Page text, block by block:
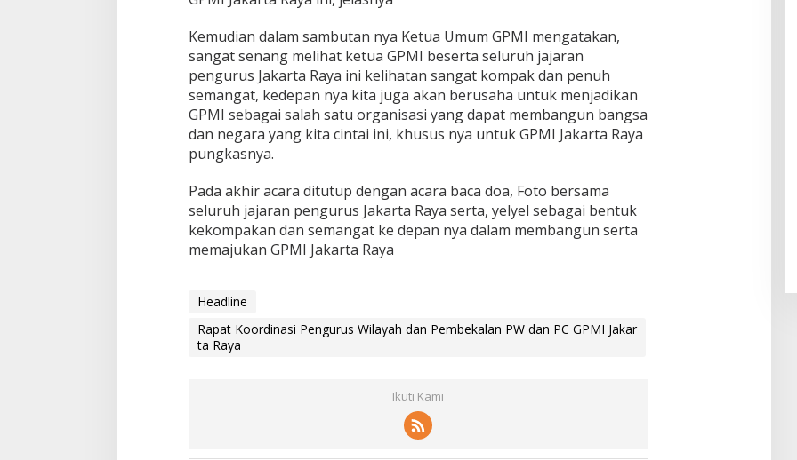
G
P
M
I
a
k
a
t
R
a
y
Kemudian dalam sambutan nya Ketua Umum GPMI mengatakan,
sangat senang melihat ketua GPMI beserta seluruh jajaran
pengurus Jakarta Raya ini kelihatan sangat kompak dan penuh
semangat, kedepan nya kita juga akan berusaha untuk menjadikan
GPMI sebagai salah satu organisasi yang dapat membangun bangsa
dan negara yang kita cintai ini, khusus nya untuk GPMI Jakarta Raya
pungkasnya.
Pada akhir acara ditutup dengan acara baca doa, Foto bersama
seluruh jajaran pengurus Jakarta Raya serta, yelyel sebagai bentuk
kekompakan dan semangat ke depan nya dalam membangun serta
memajukan GPMI Jakarta Raya
Headline
Rapat Koordinasi Pengurus Wilayah dan Pembekalan PW dan PC GPMI Jakar
ta Raya
Ikuti Kami